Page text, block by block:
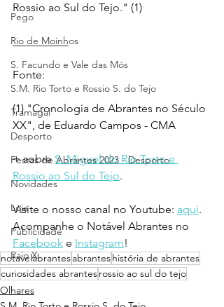
Pego
Rio de Moinhos
S. Facundo e Vale das Mós
S.M. Rio Torto e Rossio S. do Tejo
Tramagal
Desporto
Festas de Abrantes 2023 - Desporto
Novidades
Loja
Publicidade
Raio X
Rossio ao Sul do Tejo." (1)
__________
Fonte:
(1) "Cronologia de Abrantes no Século
XX", de Eduardo Campos - CMA
+ sobre S. Miguel do Rio Torto e
Rossio ao Sul do Tejo.
Visite o nosso canal no Youtube: aqui.
Acompanhe o Notável Abrantes no
Facebook e Instagram!
notavelabrantesabranteshistória de abrantes
curiosidades abrantesrossio ao sul do tejo
Olhares